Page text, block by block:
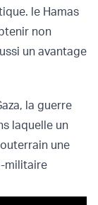
le Hamas
non
un avantage
la guerre
laquelle un
une
militaire